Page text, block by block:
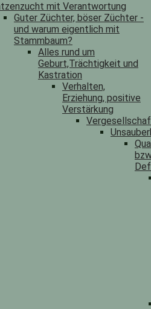
mit Verantwortung
Guter Züchter, böser Züchter -
und warum eigentlich mit
Stammbaum?
Alles rund um
Geburt,Trächtigkeit und
Kastration
Verhalten,
Erziehung, positive
Verstärkung